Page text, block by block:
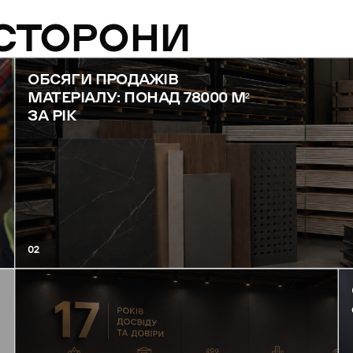
ОБСЯГИ ПРОДАЖІВ
МАТЕРІАЛУ: ПОНАД 78000 М²
ЗА РІК
02